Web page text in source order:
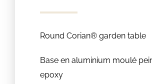
Round Corian® garden table
Base en aluminium moulé
epoxy